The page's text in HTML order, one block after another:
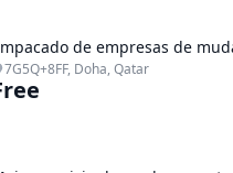
de empresas de
7G5Q+8FF, Doha, Qatar